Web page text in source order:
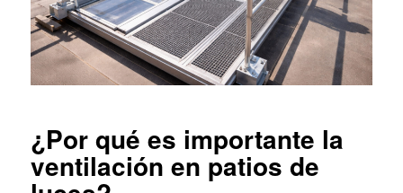
¿Por qué es importante la
ventilación en patios de